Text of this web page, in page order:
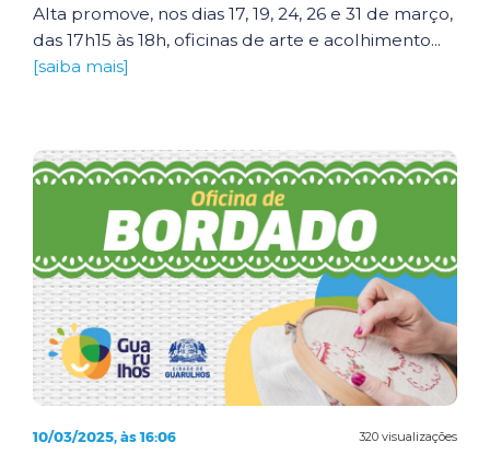
Alta promove, nos dias 17, 19, 24, 26 e 31 de março,
das 17h15 às 18h, oficinas de arte e acolhimento...
[saiba mais]
320 visualizações
10/03/2025, às 16:06